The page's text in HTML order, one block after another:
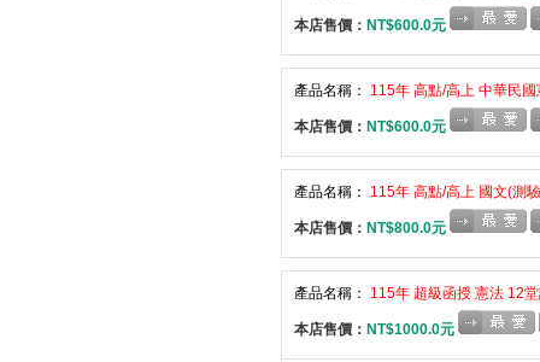
本店售價： NT$600.0元
產品名稱： 115年 高點/高上 中華民
本店售價： NT$600.0元
產品名稱： 115年 高點/高上 國文(測
本店售價： NT$800.0元
產品名稱： 115年 超級函授 憲法 12
本店售價： NT$1000.0元